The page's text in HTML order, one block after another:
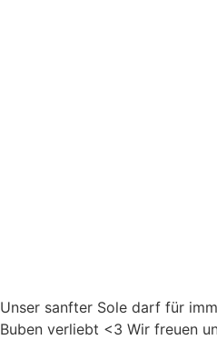
Unser sanfter Sole darf für
Buben verliebt <3 Wir freuen